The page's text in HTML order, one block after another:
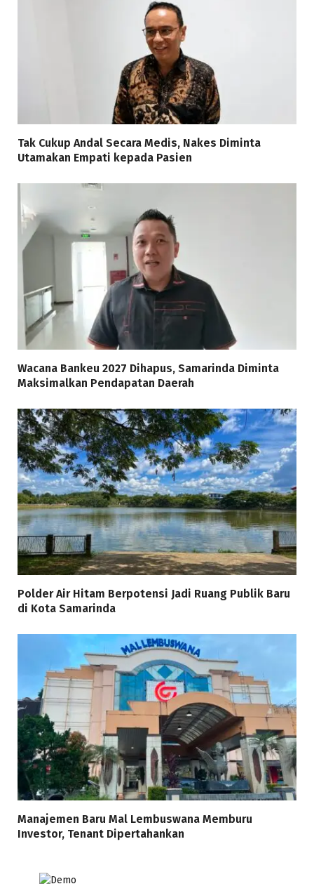
Tak Cukup Andal Secara Medis, Nakes Diminta
Utamakan Empati kepada Pasien
Wacana Bankeu 2027 Dihapus, Samarinda Diminta
Maksimalkan Pendapatan Daerah
Polder Air Hitam Berpotensi Jadi Ruang Publik Baru
di Kota Samarinda
Manajemen Baru Mal Lembuswana Memburu
Investor, Tenant Dipertahankan